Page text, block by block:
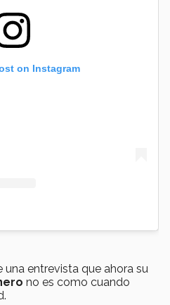
on Instagram
entrevista que ahora su
no es como cuando